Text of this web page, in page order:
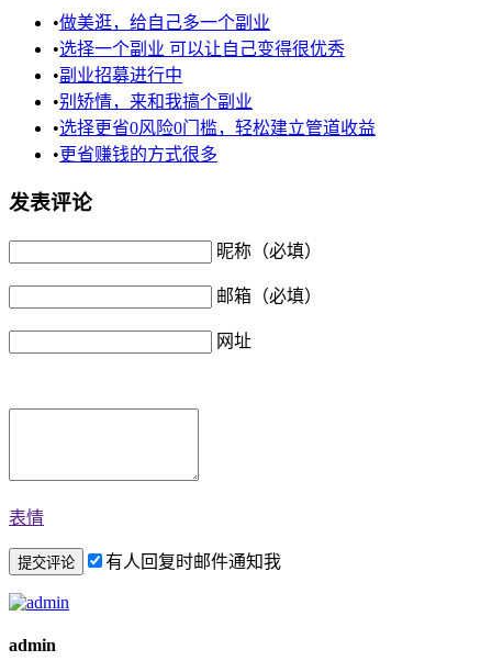
•做美逛，给自己多一个副业
•选择一个副业 可以让自己变得很优秀
•副业招募进行中
•别矫情，来和我搞个副业
•选择更省0风险0门槛，轻松建立管道收益
•更省赚钱的方式很多
发表评论
昵称（必填）
邮箱（必填）
网址
表情
有人回复时邮件通知我
admin